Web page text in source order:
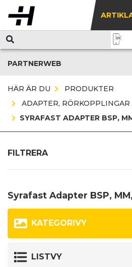
PARTNERWEB
HÄR ÄR DU
PRODUKTER
ADAPTER, RÖRKOPPLINGAR
SYRAFAST ADAPTER BSP,
FILTRERA
Syrafast Adapter BSP,
KATEGORIVY
LISTVY